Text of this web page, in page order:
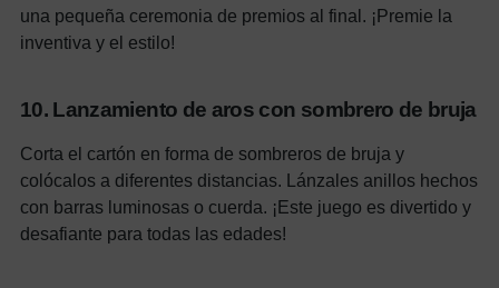
una pequeña ceremonia de premios al final. ¡Premie la
inventiva y el estilo!
10. Lanzamiento de aros con sombrero de bruja
Corta el cartón en forma de sombreros de bruja y
colócalos a diferentes distancias. Lánzales anillos hechos
con barras luminosas o cuerda. ¡Este juego es divertido y
desafiante para todas las edades!